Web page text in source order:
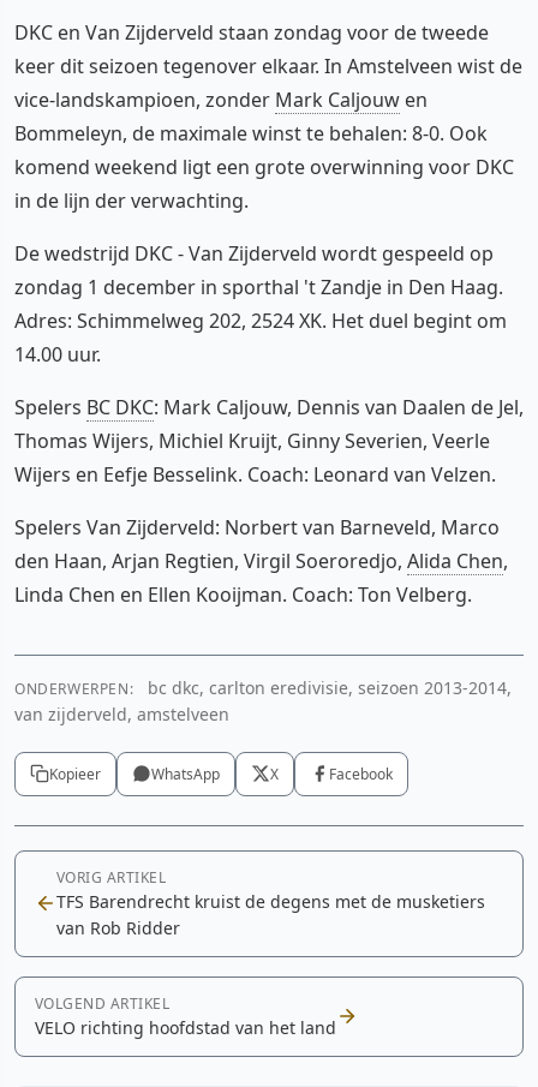
DKC en Van Zijderveld staan zondag voor de tweede
keer dit seizoen tegenover elkaar. In Amstelveen wist de
vice-landskampioen, zonder Mark Caljouw en
Bommeleyn, de maximale winst te behalen: 8-0. Ook
komend weekend ligt een grote overwinning voor DKC
in de lijn der verwachting.
De wedstrijd DKC - Van Zijderveld wordt gespeeld op
zondag 1 december in sporthal 't Zandje in Den Haag.
Adres: Schimmelweg 202, 2524 XK. Het duel begint om
14.00 uur.
Spelers BC DKC: Mark Caljouw, Dennis van Daalen de Jel,
Thomas Wijers, Michiel Kruijt, Ginny Severien, Veerle
Wijers en Eefje Besselink. Coach: Leonard van Velzen.
Spelers Van Zijderveld: Norbert van Barneveld, Marco
den Haan, Arjan Regtien, Virgil Soeroredjo, Alida Chen,
Linda Chen en Ellen Kooijman. Coach: Ton Velberg.
ONDERWERPEN:
bc dkc, carlton eredivisie, seizoen 2013-2014,
van zijderveld, amstelveen
Kopieer WhatsApp X Facebook
VORIG ARTIKEL
TFS Barendrecht kruist de degens met de musketiers
van Rob Ridder
VOLGEND ARTIKEL
VELO richting hoofdstad van het land